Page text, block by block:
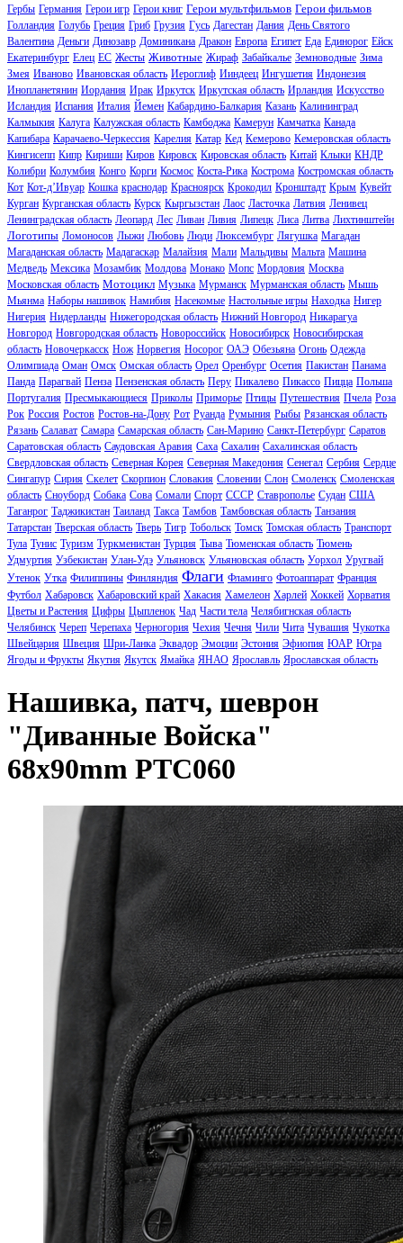
Гербы Германия Герои игр Герои книг Герои мультфильмов Герои фильмов
Голландия Голубь Греция Гриб Грузия Гусь Дагестан Дания День Святого
Валентина Деньги Динозавр Доминикана Дракон Европа Египет Еда Единорог Ейск
Екатеринбург Елец ЕС Жесты Животные Жираф Забайкалье Земноводные Зима
Змея Иваново Ивановская область Иероглиф Ииндеец Ингушетия Индонезия
Инопланетянин Иордания Ирак Иркутск Иркутская область Ирландия Искусство
Исландия Испания Италия Йемен Кабардино-Балкария Казань Калининград
Калмыкия Калуга Калужская область Камбоджа Камерун Камчатка Канада
Капибара Карачаево-Черкессия Карелия Катар Кед Кемерово Кемеровская область
Кингисепп Кипр Кириши Киров Кировск Кировская область Китай Клыки КНДР
Колибри Колумбия Конго Корги Космос Коста-Рика Кострома Костромская область
Кот Кот-д’Ивуар Кошка краснодар Красноярск Крокодил Кронштадт Крым Кувейт
Курган Курганская область Курск Кыргызстан Лаос Ласточка Латвия Ленивец
Ленинградская область Леопард Лес Ливан Ливия Липецк Лиса Литва Лихтинштейн
Логотипы Ломоносов Лыжи Любовь Люди Люксембург Лягушка Магадан
Магаданская область Мадагаскар Малайзия Мали Мальдивы Мальта Машина
Медведь Мексика Мозамбик Молдова Монако Мопс Мордовия Москва
Московская область Мотоцикл Музыка Мурманск Мурманская область Мышь
Мьянма Наборы нашивок Намибия Насекомые Настольные игры Находка Нигер
Нигерия Нидерланды Нижегородская область Нижний Новгород Никарагуа
Новгород Новгородская область Новороссийск Новосибирск Новосибирская
область Новочеркасск Нож Норвегия Носорог ОАЭ Обезьяна Огонь Одежда
Олимпиада Оман Омск Омская область Орел Оренбург Осетия Пакистан Панама
Панда Парагвай Пенза Пензенская область Перу Пикалево Пикассо Пицца Польша
Португалия Пресмыкающиеся Приколы Приморье Птицы Путешествия Пчела Роза
Рок Россия Ростов Ростов-на-Дону Рот Руанда Румыния Рыбы Рязанская область
Рязань Салават Самара Самарская область Сан-Марино Санкт-Петербург Саратов
Саратовская область Саудовская Аравия Саха Сахалин Сахалинская область
Свердловская область Северная Корея Северная Македония Сенегал Сербия Сердце
Сингапур Сирия Скелет Скорпион Словакия Словении Слон Смоленск Смоленская
область Сноуборд Собака Сова Сомали Спорт СССР Ставрополье Судан США
Таганрог Таджикистан Таиланд Такса Тамбов Тамбовская область Танзания
Татарстан Тверская область Тверь Тигр Тобольск Томск Томская область Транспорт
Тула Тунис Туризм Туркменистан Турция Тыва Тюменская область Тюмень
Удмуртия Узбекистан Улан-Удэ Ульяновск Ульяновская область Уорхол Уругвай
Утенок Утка Филиппины Финляндия Флаги Фламинго Фотоаппарат Франция
Футбол Хабаровск Хабаровский край Хакасия Хамелеон Харлей Хоккей Хорватия
Цветы и Растения Цифры Цыпленок Чад Части тела Челябигнская область
Челябинск Череп Черепаха Черногория Чехия Чечня Чили Чита Чувашия Чукотка
Швейцария Швеция Шри-Ланка Эквадор Эмоции Эстония Эфиопия ЮАР Югра
Ягоды и Фрукты Якутия Якутск Ямайка ЯНАО Ярославль Ярославская область
Нашивка, патч, шеврон
"Диванные Войска"
68x90mm PTC060